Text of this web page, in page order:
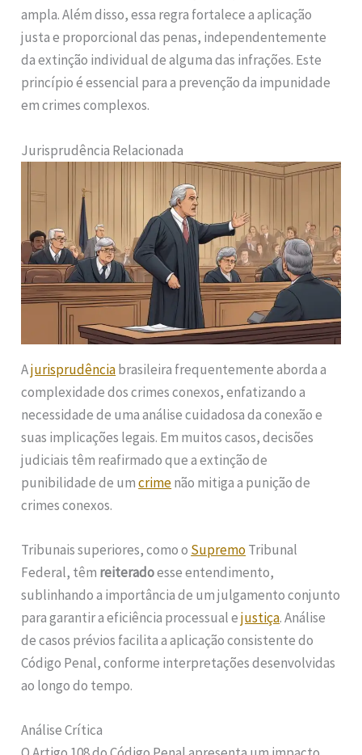
ampla. Além disso, essa regra fortalece a aplicação
justa e proporcional das penas, independentemente
da extinção individual de alguma das infrações. Este
princípio é essencial para a prevenção da impunidade
em crimes complexos.
Jurisprudência Relacionada
Ajurisprudênciabrasileira frequentemente aborda a
complexidade dos crimes conexos, enfatizando a
necessidade de uma análise cuidadosa da conexão e
suas implicações legais. Em muitos casos, decisões
judiciais têm reafirmado que a extinção de
punibilidade de umcrimenão mitiga a punição de
crimes conexos.
Tribunais superiores, como o SupremoTribunal
Federal, têm reiteradoesse entendimento,
sublinhando a importância de um julgamento conjunto
para garantir a eficiência processual ejustiça. Análise
de casos prévios facilita a aplicação consistente do
Código Penal, conforme interpretações desenvolvidas
ao longo do tempo.
Análise Crítica